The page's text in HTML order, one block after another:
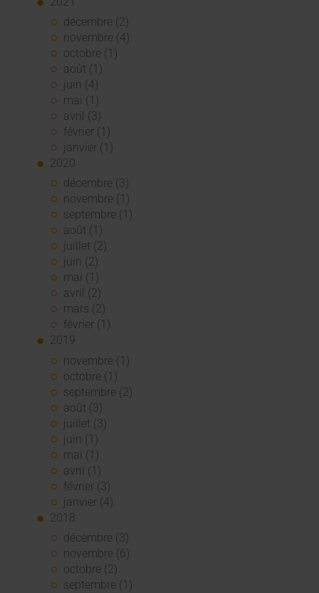
décembre (2)
novembre (4)
octobre (1)
août (1)
juin (4)
mai (1)
avril (3)
février (1)
janvier (1)
2020
décembre (3)
novembre (1)
septembre (1)
août (1)
juillet (2)
juin (2)
mai (1)
avril (2)
mars (2)
février (1)
2019
novembre (1)
octobre (1)
septembre (2)
août (3)
juillet (3)
juin (1)
mai (1)
avril (1)
février (3)
janvier (4)
2018
décembre (3)
novembre (6)
octobre (2)
septembre (1)